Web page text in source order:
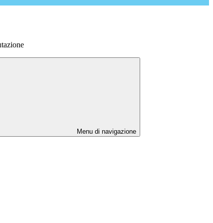
Menu di navigazione